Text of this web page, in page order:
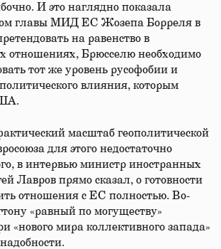
И это наглядно показала
главы МИД ЕС Жозепа Борреля в
на равенство в
отношениях, Брюсселю необходимо
тот же уровень русофобии и
влияния, которым
масштаб геополитической
для этого недостаточно
в интервью министр иностранных
Лавров прямо сказал, о готовности
отношения с ЕС полностью. Во-
«равный по могуществу»
«нового мира коллективного запада»